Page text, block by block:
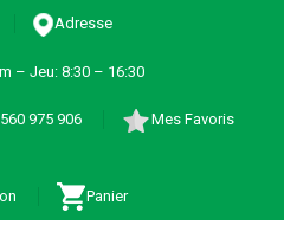
Adresse
– Jeu: 8:30 – 16:30
975 906 Mes Favoris
Panier